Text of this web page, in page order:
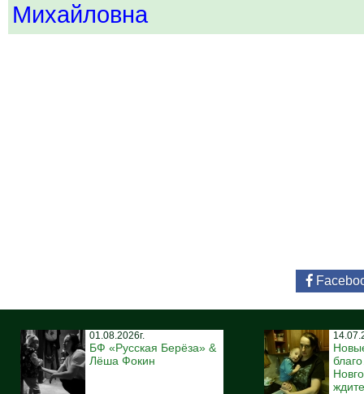
Михайловна
01.08.2026г.
БФ «Русская Берёза» &
Лёша Фокин